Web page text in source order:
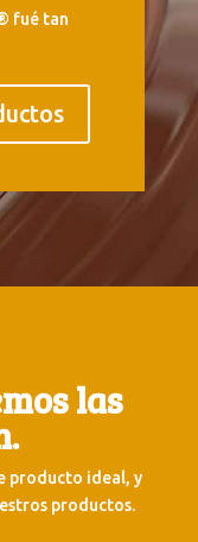
fué tan
las
producto ideal, y
productos.